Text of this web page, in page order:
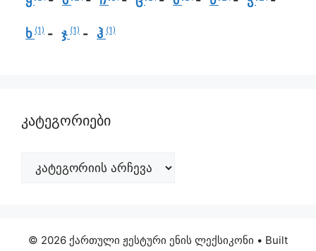
ხ (1) ჯ (1) ჰ (1)
კატეგორიები
© 2026 ქართული ჟესტური ენის ლექსიკონი • Built